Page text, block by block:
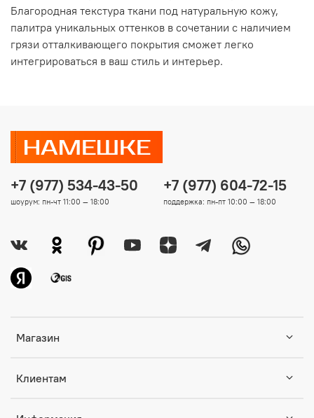
Благородная текстура ткани под натуральную кожу,
палитра уникальных оттенков в сочетании с наличием
грязи отталкивающего покрытия сможет легко
интегрироваться в ваш стиль и интерьер.
Магазин
Клиентам
+7 (977) 534-43-50
шоурум: пн-чт 11:00 — 18:00
+7 (977) 604-72-15
поддержка: пн-пт 10:00 — 18:00